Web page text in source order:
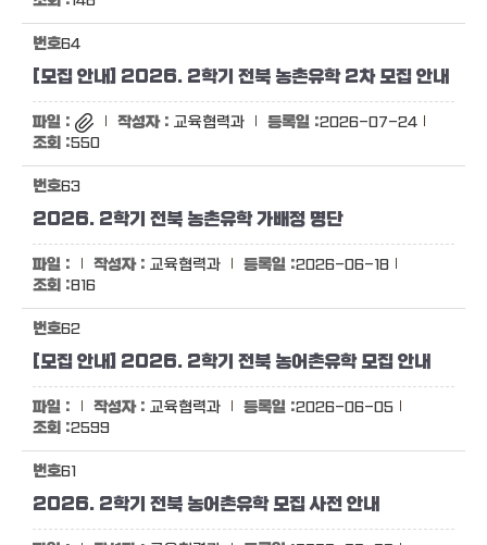
64
[모집 안내] 2026. 2학기 전북 농촌유학 2차 모집 안내
교육협력과
2026-07-24
550
63
2026. 2학기 전북 농촌유학 가배정 명단
교육협력과
2026-06-18
816
62
[모집 안내] 2026. 2학기 전북 농어촌유학 모집 안내
교육협력과
2026-06-05
2599
61
2026. 2학기 전북 농어촌유학 모집 사전 안내